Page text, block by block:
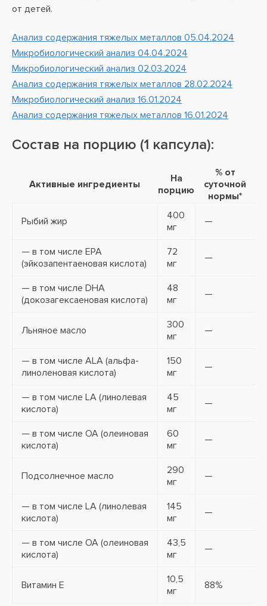
от детей.
Анализ содержания тяжелых металлов 05.04.2024
Микробиологический анализ 04.04.2024
Микробиологический анализ 02.03.2024
Анализ содержания тяжелых металлов 28.02.2024
Микробиологический анализ 16.01.2024
Анализ содержания тяжелых металлов 16.01.2024
Состав на порцию (1 капсула):
Активные ингредиенты
На
порцию
% от
суточной
нормы*
Рыбий жир
400
мг
—
— в том числе EPA
(эйкозапентаеновая кислота)
72
мг
—
— в том числе DHA
(докозагексаеновая кислота)
48
мг
—
Льняное масло
300
мг
—
— в том числе ALA (альфа-
линоленовая кислота)
150
мг
—
— в том числе LA (линолевая
кислота)
45
мг
—
— в том числе OA (олеиновая
кислота)
60
мг
—
Подсолнечное масло
290
мг
—
— в том числе LA (линолевая
кислота)
145
мг
—
— в том числе OA (олеиновая
кислота)
43,5
мг
—
Витамин E
10,5
мг
88%